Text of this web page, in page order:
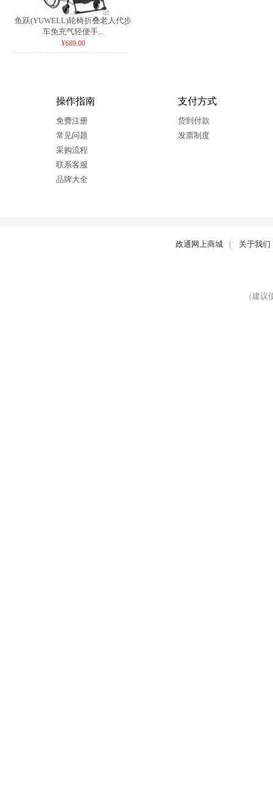
鱼跃(YUWELL)轮椅折叠老人代步
车免充气轻便手...
¥689.00
操作指南
免费注册
常见问题
采购流程
联系客服
品牌大全
支付方式
货到付款
发票制度
政通网上商城 | 关于我们
（建